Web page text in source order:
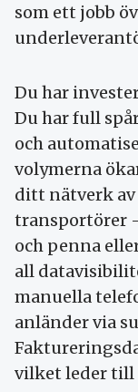
som ett jobb
Du har
Du har full
och
volymerna
ditt nätverk
transportörer
och penna
all
manuella
anländer via
vilket leder till